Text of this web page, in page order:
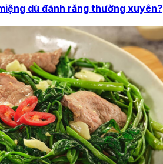
dù đánh răng thường xuyên?